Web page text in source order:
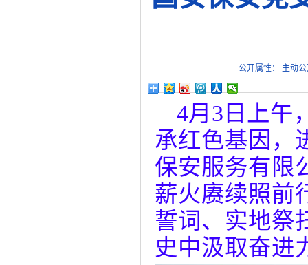
公开属性： 主动
4月3日上午
承红色基因，
保安服务有限
薪火赓续照前
誓词、实地祭
史中汲取奋进